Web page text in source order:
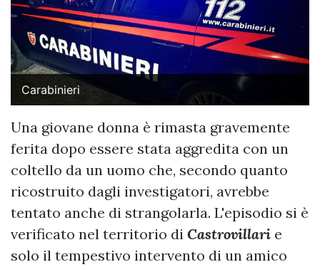
Carabinieri
Una giovane donna è rimasta gravemente
ferita dopo essere stata aggredita con un
coltello da un uomo che, secondo quanto
ricostruito dagli investigatori, avrebbe
tentato anche di strangolarla. L'episodio si è
verificato nel territorio di Castrovillari e
solo il tempestivo intervento di un amico